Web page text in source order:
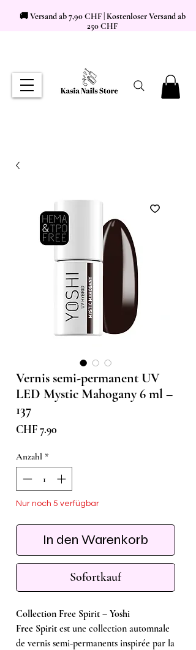
🚚 Versand ab 7,90 CHF | Kostenloser Versand ab
250 CHF
Vernis semi-permanent UV
LED Mystic Mahogany 6 ml –
137
CHF 7.90
Anzahl *
Nur noch 5 verfügbar
In den Warenkorb
Sofortkauf
Collection Free Spirit – Yoshi
Free Spirit est une collection automnale
de vernis semi-permanents inspirée par la